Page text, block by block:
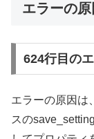
エラーの原
624行目の
エラーの原因は
スの